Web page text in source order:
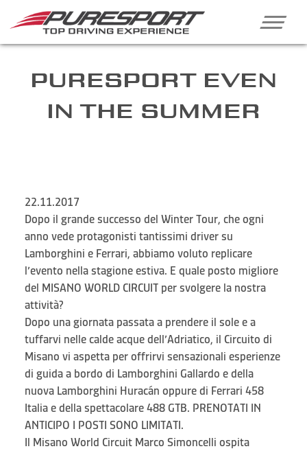
PURESPORT EVEN
IN THE SUMMER
22.11.2017
Dopo il grande successo del Winter Tour, che ogni
anno vede protagonisti tantissimi driver su
Lamborghini e Ferrari, abbiamo voluto replicare
l’evento nella stagione estiva. E quale posto migliore
del MISANO WORLD CIRCUIT per svolgere la nostra
attività?
Dopo una giornata passata a prendere il sole e a
tuffarvi nelle calde acque dell’Adriatico, il Circuito di
Misano vi aspetta per offrirvi sensazionali esperienze
di guida a bordo di Lamborghini Gallardo e della
nuova Lamborghini Huracán oppure di Ferrari 458
Italia e della spettacolare 488 GTB. PRENOTATI IN
ANTICIPO I POSTI SONO LIMITATI.
Il Misano World Circuit Marco Simoncelli ospita